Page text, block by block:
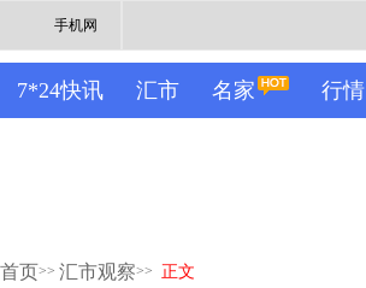
手机网
7*24快讯 汇市 名家 行情
首页>> 汇市观察>> 正文